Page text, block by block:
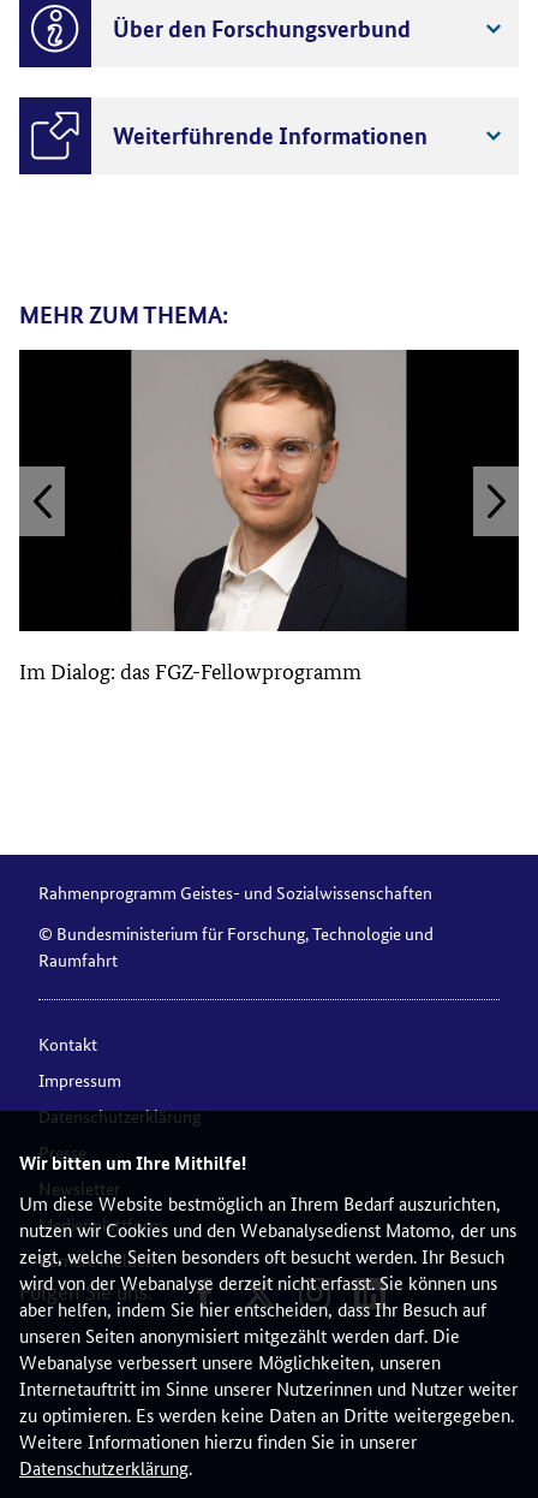
Wir bitten um Ihre Mithilfe!
Um diese Website bestmöglich an Ihrem Bedarf auszurichten,
nutzen wir Cookies und den Webanalysedienst Matomo, der uns
zeigt, welche Seiten besonders oft besucht werden. Ihr Besuch
wird von der Webanalyse derzeit nicht erfasst. Sie können uns
aber helfen, indem Sie hier entscheiden, dass Ihr Besuch auf
unseren Seiten anonymisiert mitgezählt werden darf. Die
Webanalyse verbessert unsere Möglichkeiten, unseren
Internetauftritt im Sinne unserer Nutzerinnen und Nutzer weiter
zu optimieren. Es werden keine Daten an Dritte weitergegeben.
Weitere Informationen hierzu finden Sie in unserer
Datenschutzerklärung.
Über den Forschungsverbund
Weiterführende Informationen
MEHR ZUM THEMA:
Im Dialog: das FGZ-Fellowprogramm
Rahmenprogramm Geistes- und Sozialwissenschaften
© Bundesministerium für Forschung, Technologie und
Raumfahrt
Kontakt
Impressum
Datenschutzerklärung
Presse
Newsletter
Medienplattform
Barriere melden
Folgen Sie uns: